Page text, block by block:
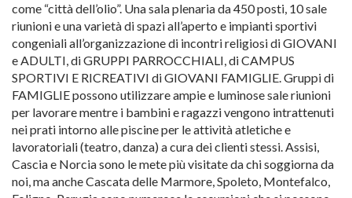
come “città dell’olio”. Una sala plenaria da 450 posti, 10 sale
riunioni e una varietà di spazi all’aperto e impianti sportivi
congeniali all’organizzazione di incontri religiosi di GIOVANI
e ADULTI, di GRUPPI PARROCCHIALI, di CAMPUS
SPORTIVI E RICREATIVI di GIOVANI FAMIGLIE. Gruppi di
FAMIGLIE possono utilizzare ampie e luminose sale riunioni
per lavorare mentre i bambini e ragazzi vengono intrattenuti
nei prati intorno alle piscine per le attività atletiche e
lavoratoriali (teatro, danza) a cura dei clienti stessi. Assisi,
Cascia e Norcia sono le mete più visitate da chi soggiorna da
noi, ma anche Cascata delle Marmore, Spoleto, Montefalco,